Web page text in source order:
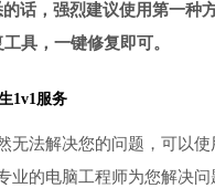
话，强烈建议使用第一种
具，一键修复即可。
1v1服务
无法解决您的问题，可以使
业的电脑工程师为您解决问